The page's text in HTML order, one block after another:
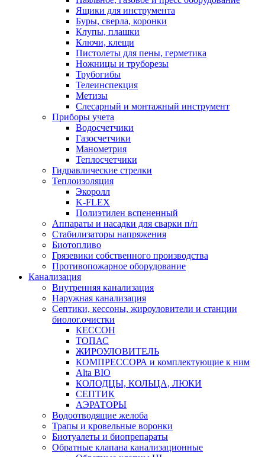
Ящики для инструмента
Буры, сверла, коронки
Клупы, плашки
Ключи, клещи
Пистолеты для пены, герметика
Ножницы и труборезы
Трубогибы
Телеинспекция
Метизы
Слесарный и монтажный инструмент
Приборы учета
Водосчетчики
Газосчетчики
Манометрия
Теплосчетчики
Гидравлические стрелки
Теплоизоляция
Экоролл
K-FLEX
Полиэтилен вспененный
Аппараты и насадки для сварки п/п
Стабилизаторы напряжения
Биотопливо
Грязевики собственного производства
Противопожарное оборудование
Канализация
Внутренняя канализация
Наружная канализация
Септики, кессоны, жироуловители и станции
биолог.очистки
КЕССОН
ТОПАС
ЖИРОУЛОВИТЕЛЬ
КОМПРЕССОРА и комплектующие к ним
Alta BIO
КОЛОДЦЫ, КОЛЬЦА, ЛЮКИ
СЕПТИК
АЭРАТОРЫ
Водоотводящие желоба
Трапы и кровельные воронки
Биотуалеты и биопрепараты
Обратные клапана канализационные